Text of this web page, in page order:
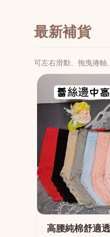
最新補貨
可左右滑動、拖曳捲軸